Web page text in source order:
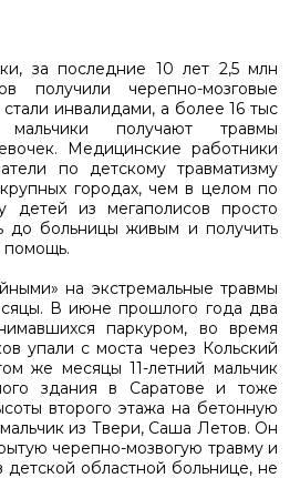
за последние 10 лет 2,5 млн
получили черепно-мозговые
инвалидами, а более 16 тыс
получают травмы
Медицинские работники
по детскому травматизму
городах, чем в целом по
детей из мегаполисов просто
до больницы живым и получить
помощь.
на экстремальные травмы
В июне прошлого года два
паркуром, во время
упали с моста через Кольский
же месяцы 11-летний мальчик
здания в Саратове и тоже
второго этажа на бетонную
из Твери, Саша Летов. Он
черепно-мозвогую травму и
областной больнице, не